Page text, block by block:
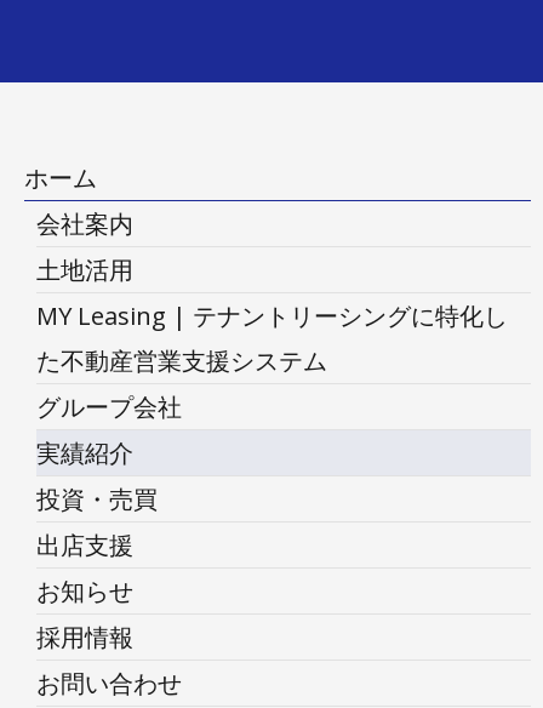
ホーム
会社案内
土地活用
MY Leasing | テナントリーシングに特化し
た不動産営業支援システム
グループ会社
実績紹介
投資・売買
出店支援
お知らせ
採用情報
お問い合わせ